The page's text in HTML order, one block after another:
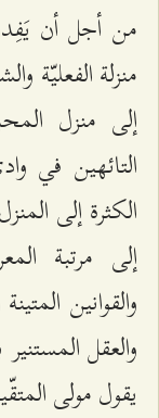
من أجل أن
منزلة الفعليّة
إلى منزل
التائهين في
الكثرة إلى
إلى مرتبة
والقوانين
والعقل
يقول مولى